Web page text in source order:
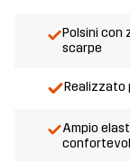
Polsini con
scarpe
Realizzato
Ampio